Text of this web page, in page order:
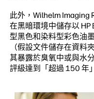
此外，Wilhelm Imaging
在黑暗環境中儲存以 HP
型黑色和染料型彩色油
（假設文件儲存在資料
其暴露於臭氧中或與水
評級達到「超過 150 年